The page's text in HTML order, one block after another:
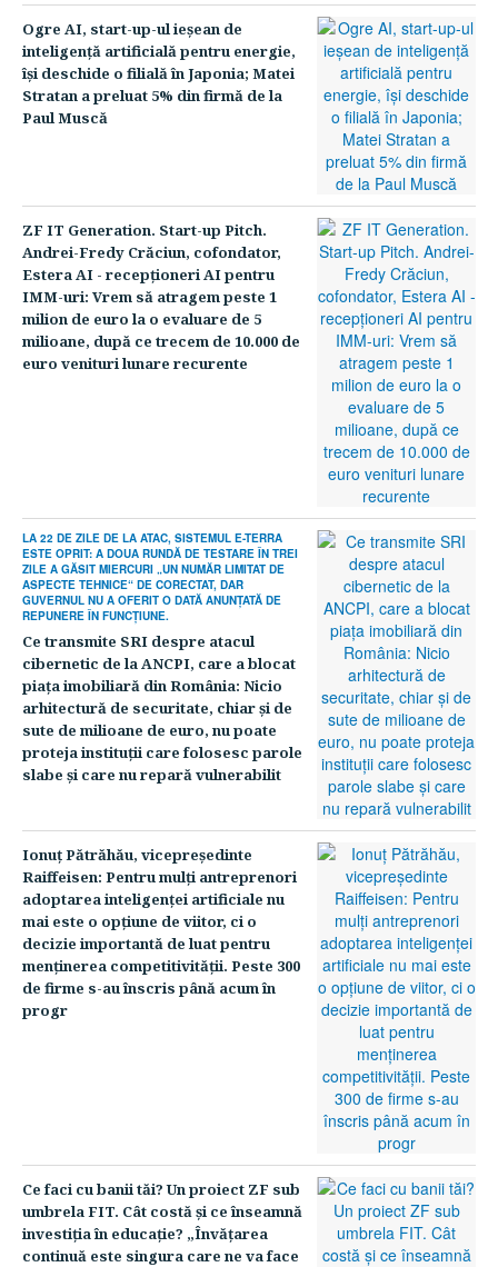
Ogre AI, start-up-ul ieşean de
inteligenţă artificială pentru energie,
îşi deschide o filială în Japonia; Matei
Stratan a preluat 5% din firmă de la
Paul Muscă
ZF IT Generation. Start-up Pitch.
Andrei-Fredy Crăciun, cofondator,
Estera AI - recepţioneri AI pentru
IMM-uri: Vrem să atragem peste 1
milion de euro la o evaluare de 5
milioane, după ce trecem de 10.000 de
euro venituri lunare recurente
LA 22 DE ZILE DE LA ATAC, SISTEMUL E-TERRA
ESTE OPRIT: A DOUA RUNDĂ DE TESTARE ÎN TREI
ZILE A GĂSIT MIERCURI „UN NUMĂR LIMITAT DE
ASPECTE TEHNICE“ DE CORECTAT, DAR
GUVERNUL NU A OFERIT O DATĂ ANUNŢATĂ DE
REPUNERE ÎN FUNCŢIUNE.
Ce transmite SRI despre atacul
cibernetic de la ANCPI, care a blocat
piaţa imobiliară din România: Nicio
arhitectură de securitate, chiar şi de
sute de milioane de euro, nu poate
proteja instituţii care folosesc parole
slabe şi care nu repară vulnerabilit
Ionuţ Pătrăhău, vicepreşedinte
Raiffeisen: Pentru mulţi antreprenori
adoptarea inteligenţei artificiale nu
mai este o opţiune de viitor, ci o
decizie importantă de luat pentru
menţinerea competitivităţii. Peste 300
de firme s-au înscris până acum în
progr
Ce faci cu banii tăi? Un proiect ZF sub
umbrela FIT. Cât costă şi ce înseamnă
investiţia în educaţie? „Învăţarea
continuă este singura care ne va face